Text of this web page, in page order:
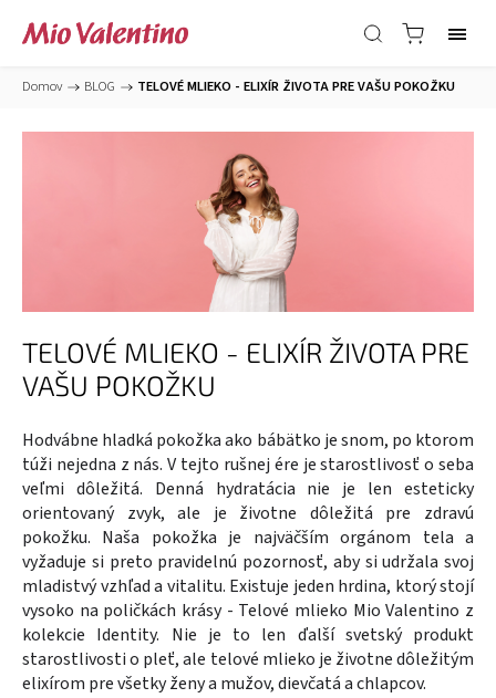
Domov / BLOG / TELOVÉ MLIEKO - ELIXÍR ŽIVOTA PRE VAŠU POKOŽKU
TELOVÉ MLIEKO - ELIXÍR ŽIVOTA PRE
VAŠU POKOŽKU
Hodvábne hladká pokožka ako bábätko je snom, po ktorom
túži nejedna z nás. V tejto rušnej ére je starostlivosť o seba
veľmi dôležitá. Denná hydratácia nie je len esteticky
orientovaný zvyk, ale je životne dôležitá pre zdravú
pokožku. Naša pokožka je najväčším orgánom tela a
vyžaduje si preto pravidelnú pozornosť, aby si udržala svoj
mladistvý vzhľad a vitalitu. Existuje jeden hrdina, ktorý stojí
vysoko na poličkách krásy - Telové mlieko Mio Valentino z
kolekcie Identity. Nie je to len ďalší svetský produkt
starostlivosti o pleť, ale telové mlieko je životne dôležitým
elixírom pre všetky ženy a mužov, dievčatá a chlapcov.